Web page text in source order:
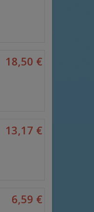
18,50 €
13,17 €
6,59 €